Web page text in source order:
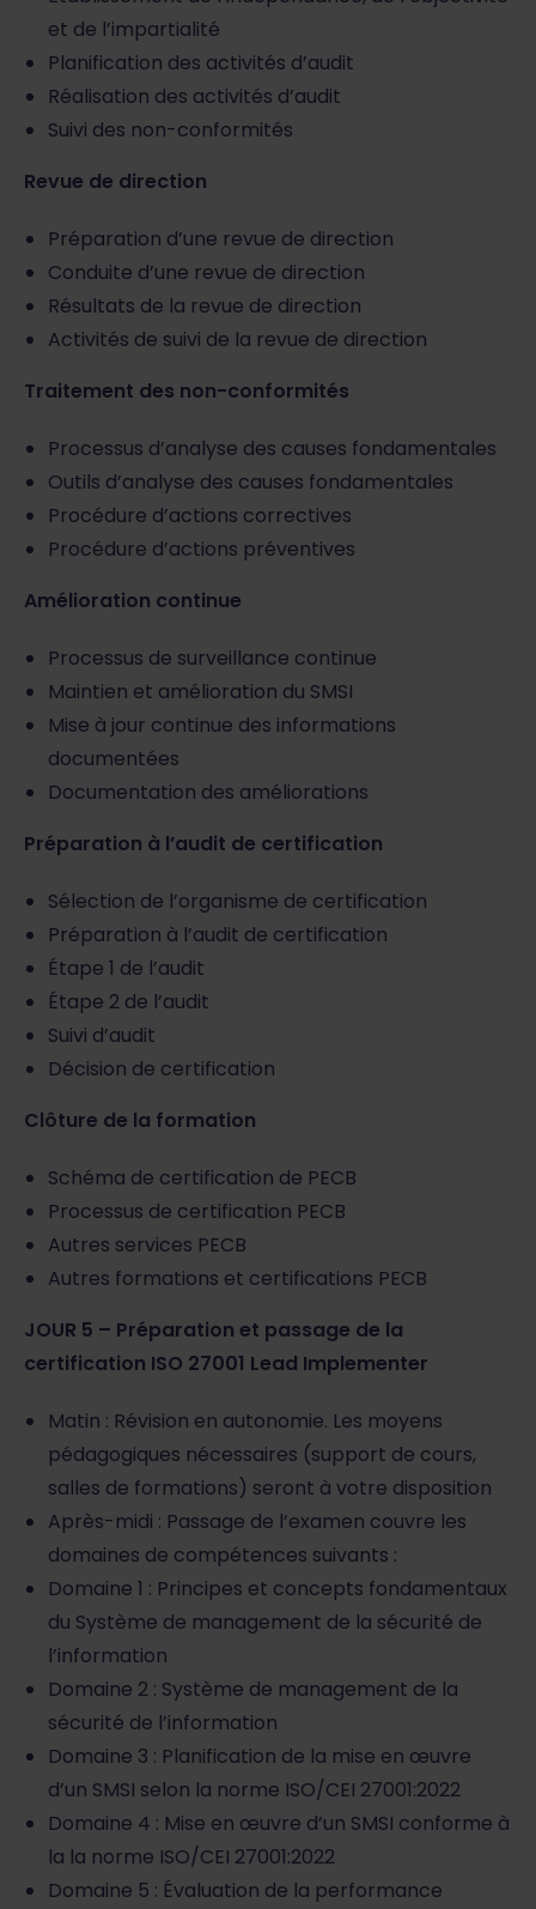
et de l’impartialité
Planification des activités d’audit
Réalisation des activités d’audit
Suivi des non-conformités
Revue de direction
Préparation d’une revue de direction
Conduite d’une revue de direction
Résultats de la revue de direction
Activités de suivi de la revue de direction
Traitement des non-conformités
Processus d’analyse des causes fondamentales
Outils d’analyse des causes fondamentales
Procédure d’actions correctives
Procédure d’actions préventives
Amélioration continue
Processus de surveillance continue
Maintien et amélioration du SMSI
Mise à jour continue des informations
documentées
Documentation des améliorations
Préparation à l’audit de certification
Sélection de l’organisme de certification
Préparation à l’audit de certification
Étape 1 de l’audit
Étape 2 de l’audit
Suivi d’audit
Décision de certification
Clôture de la formation
Schéma de certification de PECB
Processus de certification PECB
Autres services PECB
Autres formations et certifications PECB
JOUR 5 – Préparation et passage de la
certification ISO 27001 Lead Implementer
Matin : Révision en autonomie. Les moyens
pédagogiques nécessaires (support de cours,
salles de formations) seront à votre disposition
Après-midi : Passage de l’examen couvre les
domaines de compétences suivants :
Domaine 1 : Principes et concepts fondamentaux
du Système de management de la sécurité de
l’information
Domaine 2 : Système de management de la
sécurité de l’information
Domaine 3 : Planification de la mise en œuvre
d’un SMSI selon la norme ISO/CEI 27001:2022
Domaine 4 : Mise en œuvre d’un SMSI conforme à
la la norme ISO/CEI 27001:2022
Domaine 5 : Évaluation de la performance